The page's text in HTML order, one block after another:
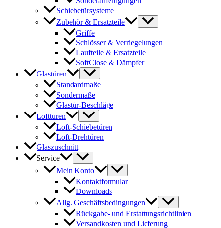
Schiebetürsysteme
Zubehör & Ersatzteile
Griffe
Schlösser & Verriegelungen
Laufteile & Ersatzteile
SoftClose & Dämpfer
Glastüren
Standardmaße
Sondermaße
Glastür-Beschläge
Lofttüren
Loft-Schiebetüren
Loft-Drehtüren
Glaszuschnitt
Service
Mein Konto
Kontaktformular
Downloads
Allg. Geschäftsbedingungen
Rückgabe- und Erstattungsrichtlinien
Versandkosten und Lieferung